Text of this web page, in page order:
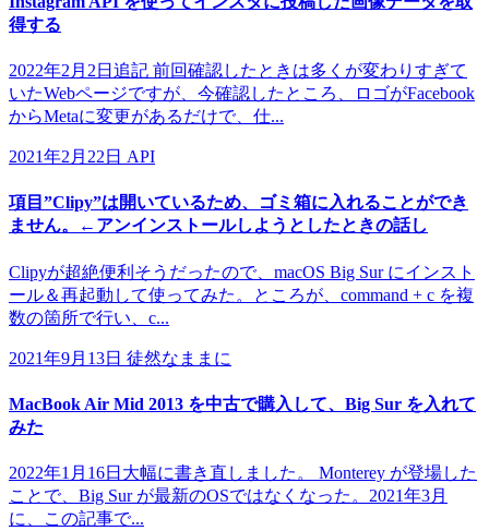
得する
2022年2月2日追記 前回確認したときは多くが変わりすぎて
いたWebページですが、今確認したところ、ロゴがFacebook
からMetaに変更があるだけで、仕...
2021年2月22日 API
項目”Clipy”は開いているため、ゴミ箱に入れることができ
ません。←アンインストールしようとしたときの話し
Clipyが超絶便利そうだったので、macOS Big Sur にインスト
ール＆再起動して使ってみた。ところが、command + c を複
数の箇所で行い、c...
2021年9月13日 徒然なままに
MacBook Air Mid 2013 を中古で購入して、Big Sur を入れて
みた
2022年1月16日大幅に書き直しました。 Monterey が登場した
ことで、Big Sur が最新のOSではなくなった。2021年3月
に、この記事で...